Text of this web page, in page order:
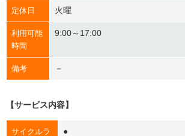
定休日 火曜
利用可能
時間
9:00～17:00
備考 －
【サービス内容】
サイクルラ
●